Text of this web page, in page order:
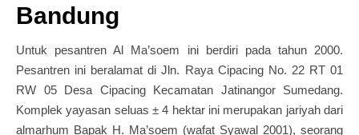
Bandung
Untuk pesantren Al Ma’soem ini berdiri pada tahun 2000.
Pesantren ini beralamat di Jln. Raya Cipacing No. 22 RT 01
RW 05 Desa Cipacing Kecamatan Jatinangor Sumedang.
Komplek yayasan seluas ± 4 hektar ini merupakan jariyah dari
almarhum Bapak H. Ma’soem (wafat Syawal 2001), seorang